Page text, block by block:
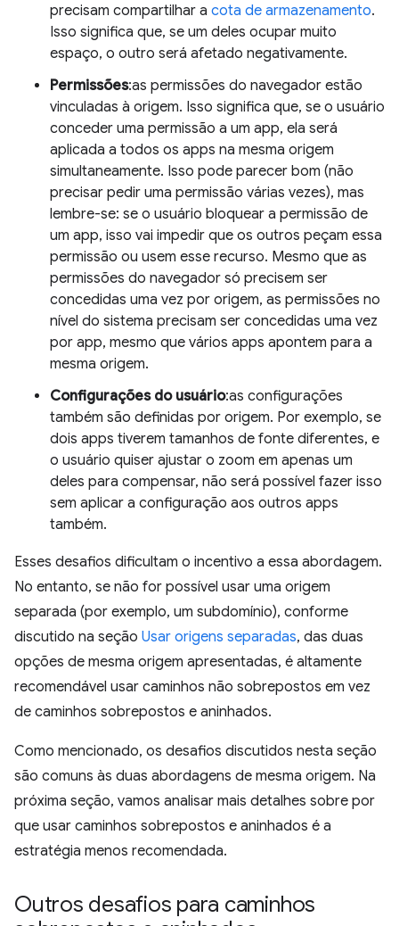
precisam compartilhar a cota de armazenamento.
Isso significa que, se um deles ocupar muito
espaço, o outro será afetado negativamente.
Permissões:as permissões do navegador estão
vinculadas à origem. Isso significa que, se o usuário
conceder uma permissão a um app, ela será
aplicada a todos os apps na mesma origem
simultaneamente. Isso pode parecer bom (não
precisar pedir uma permissão várias vezes), mas
lembre-se: se o usuário bloquear a permissão de
um app, isso vai impedir que os outros peçam essa
permissão ou usem esse recurso. Mesmo que as
permissões do navegador só precisem ser
concedidas uma vez por origem, as permissões no
nível do sistema precisam ser concedidas uma vez
por app, mesmo que vários apps apontem para a
mesma origem.
Configurações do usuário:as configurações
também são definidas por origem. Por exemplo, se
dois apps tiverem tamanhos de fonte diferentes, e
o usuário quiser ajustar o zoom em apenas um
deles para compensar, não será possível fazer isso
sem aplicar a configuração aos outros apps
também.
Esses desafios dificultam o incentivo a essa abordagem.
No entanto, se não for possível usar uma origem
separada (por exemplo, um subdomínio), conforme
discutido na seção Usar origens separadas, das duas
opções de mesma origem apresentadas, é altamente
recomendável usar caminhos não sobrepostos em vez
de caminhos sobrepostos e aninhados.
Como mencionado, os desafios discutidos nesta seção
são comuns às duas abordagens de mesma origem. Na
próxima seção, vamos analisar mais detalhes sobre por
que usar caminhos sobrepostos e aninhados é a
estratégia menos recomendada.
Outros desafios para caminhos